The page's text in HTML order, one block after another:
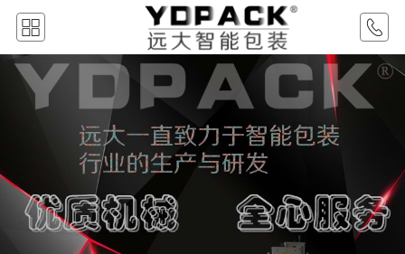
关于我们
产品展示